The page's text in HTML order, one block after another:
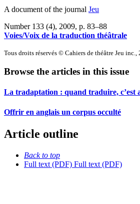
A document of the journal Jeu
Number 133 (4), 2009, p. 83–88
Voies/Voix de la traduction théâtrale
Tous droits réservés © Cahiers de théâtre Jeu inc.,
Browse the articles in this issue
La tradaptation : quand traduire, c’est
Offrir en anglais un corpus occulté
Article outline
Back to top
Full text (PDF) Full text (PDF)